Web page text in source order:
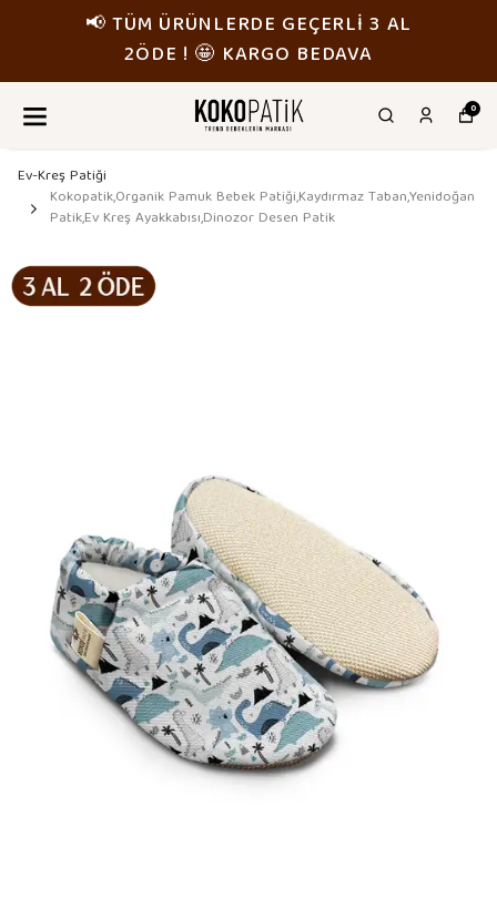
📢 TÜM ÜRÜNLERDE GEÇERLİ 3 AL
2ÖDE ! 🤩 KARGO BEDAVA
0
Ev-Kreş Patiği
Kokopatik,Organik Pamuk Bebek Patiği,Kaydırmaz Taban,Yenidoğan
Patik,Ev Kreş Ayakkabısı,Dinozor Desen Patik